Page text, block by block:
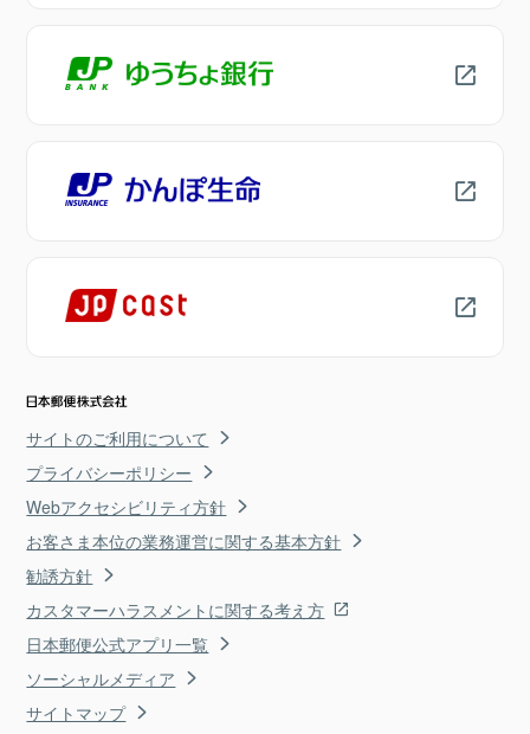
サイトのご利用について
プライバシーポリシー
Webアクセシビリティ方針
お客さま本位の業務運営に関する基本方針
勧誘方針
カスタマーハラスメントに関する考え方
日本郵便公式アプリ一覧
ソーシャルメディア
サイトマップ